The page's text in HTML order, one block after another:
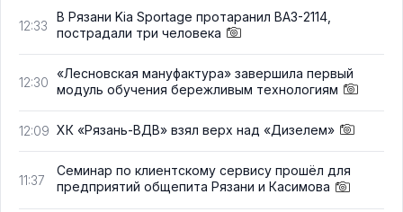
12:33
В Рязани Kia Sportage протаранил ВАЗ-2114,
пострадали три человека
12:30
«Лесновская мануфактура» завершила первый
модуль обучения бережливым технологиям
12:09 ХК «Рязань-ВДВ» взял верх над «Дизелем»
11:37
Семинар по клиентскому сервису прошёл для
предприятий общепита Рязани и Касимова